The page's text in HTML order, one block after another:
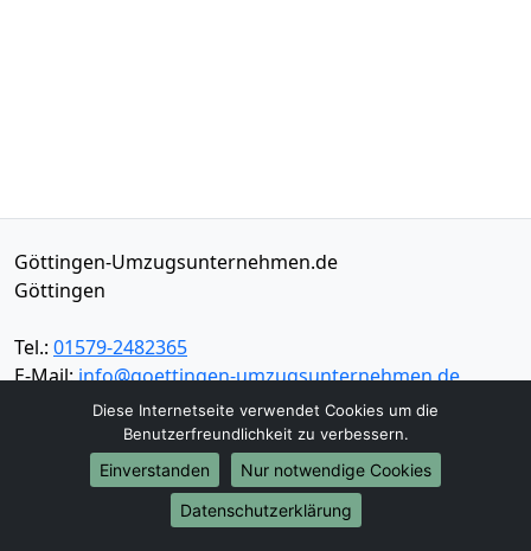
Göttingen-Umzugsunternehmen.de
Göttingen
Tel.: 01579-2482365
E-Mail:info@goettingen-umzugsunternehmen.de
Öffnungszeiten:Mo - Sa: 07:00 - 16:30 Uhr
Impressum
Diese Internetseite verwendet Cookies um die
Benutzerfreundlichkeit zu verbessern.
Einverstanden
Nur notwendige Cookies
Datenschutzerklärung